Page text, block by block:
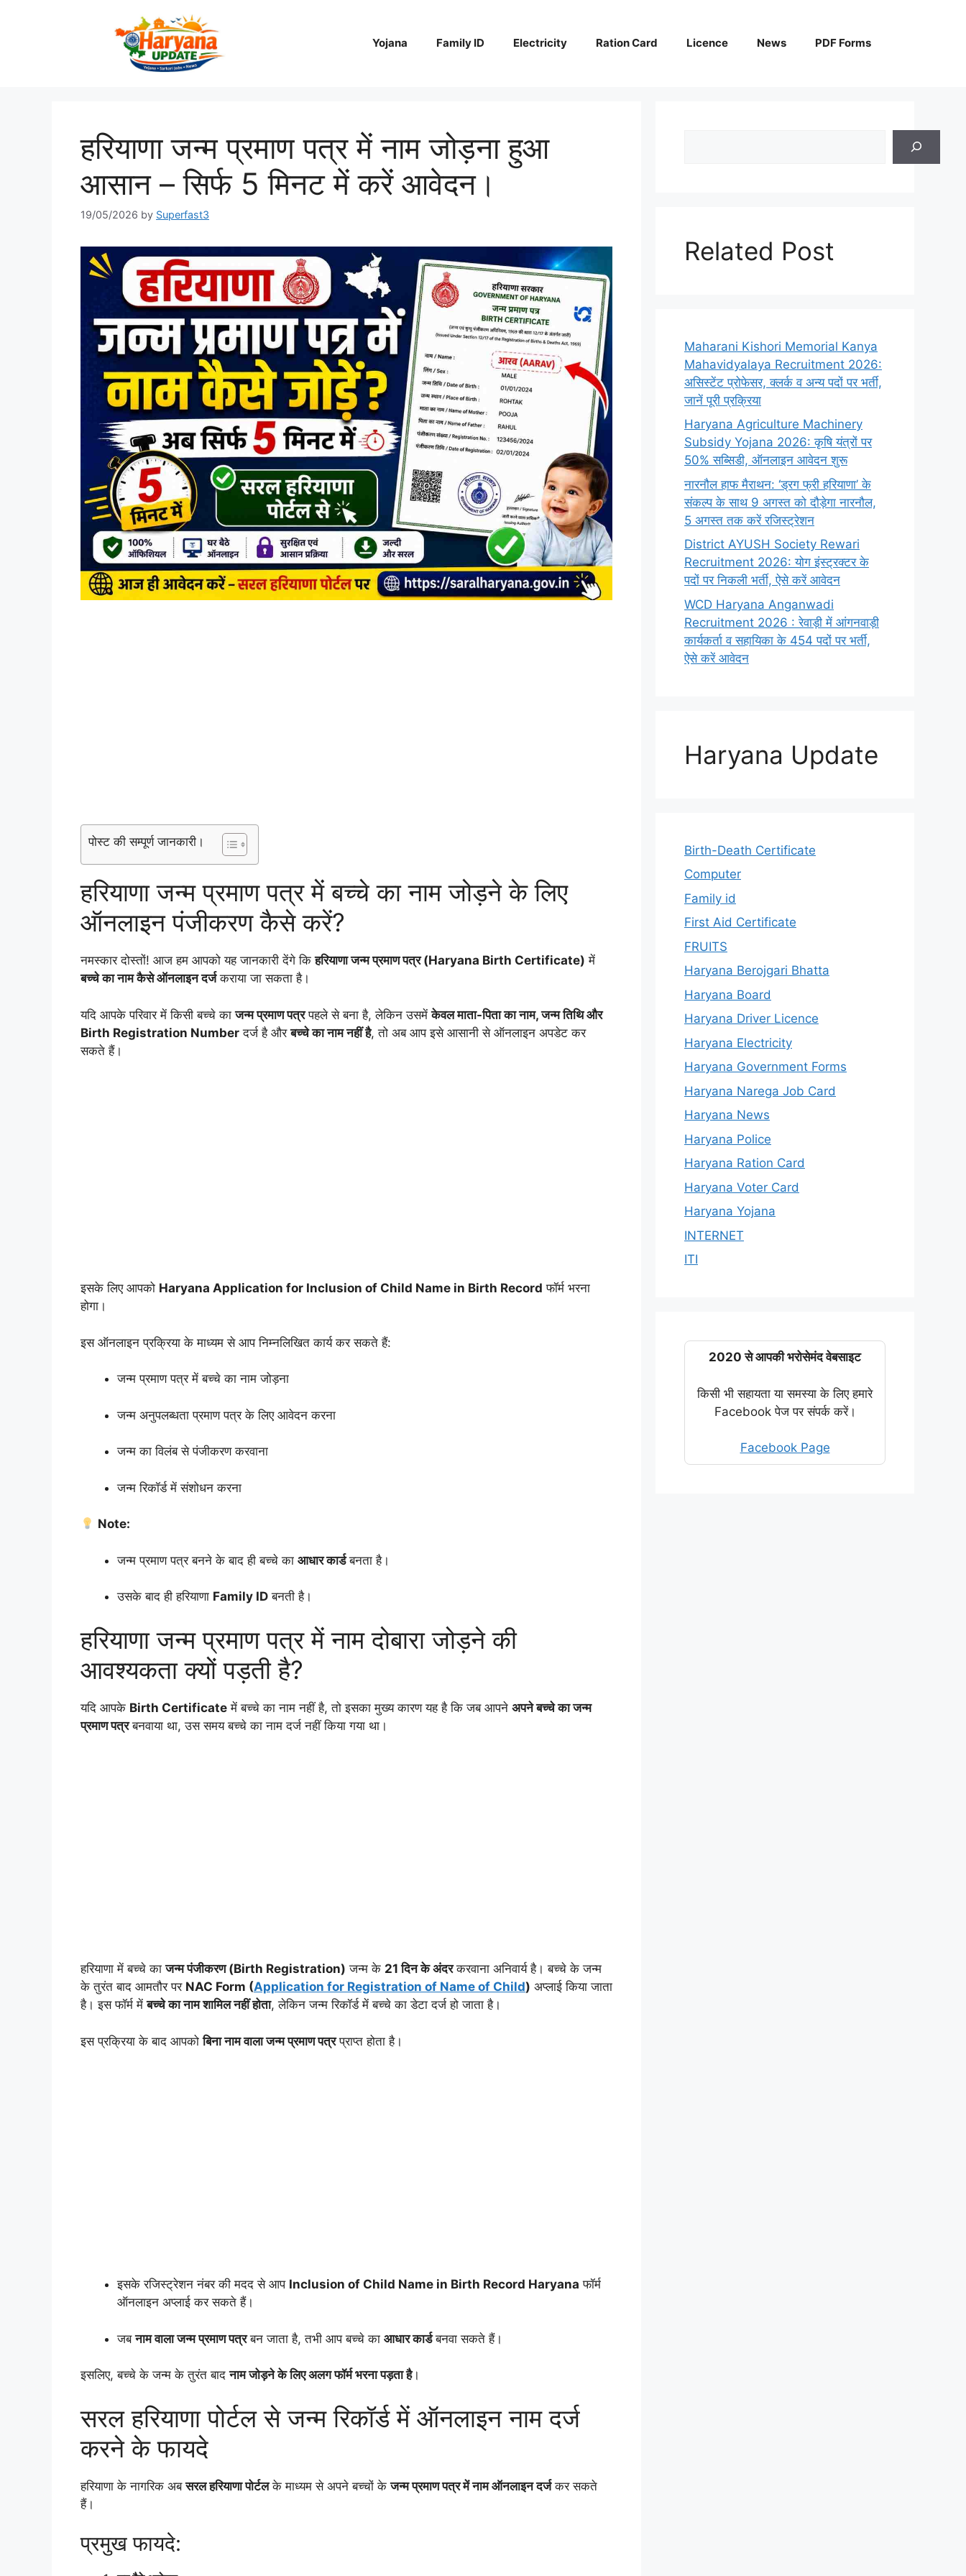
Yojana Family ID Electricity Ration Card Licence News PDF Forms
हरियाणा जन्म प्रमाण पत्र में नाम जोड़ना हुआ
आसान – सिर्फ 5 मिनट में करें आवेदन।
19/05/2026 by Superfast3
पोस्ट की सम्पूर्ण जानकारी।
हरियाणा जन्म प्रमाण पत्र में बच्चे का नाम जोड़ने के लिए
ऑनलाइन पंजीकरण कैसे करें?
नमस्कार दोस्तों! आज हम आपको यह जानकारी देंगे किहरियाणा जन्म प्रमाण पत्र (Haryana Birth Certificate) में
बच्चे का नाम कैसे ऑनलाइन दर्जकराया जा सकता है।
यदि आपके परिवार में किसी बच्चे काजन्म प्रमाण पत्रपहले से बना है, लेकिन उसमेंकेवल माता-पिता का नाम, जन्म तिथि और
Birth Registration Number दर्ज है औरबच्चे का नाम नहीं है, तो अब आप इसे आसानी से ऑनलाइन अपडेट कर
सकते हैं।
इसके लिए आपको Haryana Application for Inclusion of Child Name in Birth Record फॉर्म भरना
होगा।
इस ऑनलाइन प्रक्रिया के माध्यम से आप निम्नलिखित कार्य कर सकते हैं:
जन्म प्रमाण पत्र में बच्चे का नाम जोड़ना
जन्म अनुपलब्धता प्रमाण पत्र के लिए आवेदन करना
जन्म का विलंब से पंजीकरण करवाना
जन्म रिकॉर्ड में संशोधन करना
Note:
जन्म प्रमाण पत्र बनने के बाद ही बच्चे का आधार कार्डबनता है।
उसके बाद ही हरियाणा Family ID बनती है।
हरियाणा जन्म प्रमाण पत्र में नाम दोबारा जोड़ने की
आवश्यकता क्यों पड़ती है?
यदि आपके Birth Certificate में बच्चे का नाम नहीं है, तो इसका मुख्य कारण यह है कि जब आपने अपने बच्चे का जन्म
प्रमाण पत्रबनवाया था, उस समय बच्चे का नाम दर्ज नहीं किया गया था।
हरियाणा में बच्चे काजन्म पंजीकरण (Birth Registration) जन्म के 21 दिन के अंदरकरवाना अनिवार्य है। बच्चे के जन्म
के तुरंत बाद आमतौर पर NAC Form (Application for Registration of Name of Child) अप्लाई किया जाता
है। इस फॉर्म मेंबच्चे का नाम शामिल नहीं होता, लेकिन जन्म रिकॉर्ड में बच्चे का डेटा दर्ज हो जाता है।
इस प्रक्रिया के बाद आपकोबिना नाम वाला जन्म प्रमाण पत्रप्राप्त होता है।
इसके रजिस्ट्रेशन नंबर की मदद से आप Inclusion of Child Name in Birth Record Haryana फॉर्म
ऑनलाइन अप्लाई कर सकते हैं।
जबनाम वाला जन्म प्रमाण पत्रबन जाता है, तभी आप बच्चे का आधार कार्डबनवा सकते हैं।
इसलिए, बच्चे के जन्म के तुरंत बादनाम जोड़ने के लिए अलग फॉर्म भरना पड़ता है।
सरल हरियाणा पोर्टल से जन्म रिकॉर्ड में ऑनलाइन नाम दर्ज
करने के फायदे
हरियाणा के नागरिक अबसरल हरियाणा पोर्टलके माध्यम से अपने बच्चों केजन्म प्रमाण पत्र में नाम ऑनलाइन दर्जकर सकते
हैं।
प्रमुख फायदे:
Related Post
Maharani Kishori Memorial Kanya
Mahavidyalaya Recruitment 2026:
असिस्टेंट प्रोफेसर, क्लर्क व अन्य पदों पर भर्ती,
जानें पूरी प्रक्रिया
Haryana Agriculture Machinery
Subsidy Yojana 2026: कृषि यंत्रों पर
50% सब्सिडी, ऑनलाइन आवेदन शुरू
नारनौल हाफ मैराथन: ‘ड्रग फ्री हरियाणा’ के
संकल्प के साथ 9 अगस्त को दौड़ेगा नारनौल,
5 अगस्त तक करें रजिस्ट्रेशन
District AYUSH Society Rewari
Recruitment 2026: योग इंस्ट्रक्टर के
पदों पर निकली भर्ती, ऐसे करें आवेदन
WCD Haryana Anganwadi
Recruitment 2026 : रेवाड़ी में आंगनवाड़ी
कार्यकर्ता व सहायिका के 454 पदों पर भर्ती,
ऐसे करें आवेदन
Haryana Update
Birth-Death Certificate
Computer
Family id
First Aid Certificate
FRUITS
Haryana Berojgari Bhatta
Haryana Board
Haryana Driver Licence
Haryana Electricity
Haryana Government Forms
Haryana Narega Job Card
Haryana News
Haryana Police
Haryana Ration Card
Haryana Voter Card
Haryana Yojana
INTERNET
ITI
2020 से आपकी भरोसेमंद वेबसाइट
किसी भी सहायता या समस्या के लिए हमारे
Facebook पेज पर संपर्क करें।
Facebook Page